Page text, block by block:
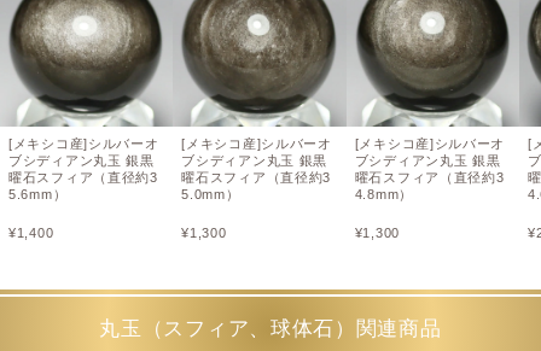
[メキシコ産]シルバーオ
ブシディアン丸玉 銀黒
曜石スフィア（直径約3
5.6mm）
¥1,400
[メキシコ産]シルバーオ
ブシディアン丸玉 銀黒
曜石スフィア（直径約3
5.0mm）
¥1,300
[メキシコ産]シルバーオ
ブシディアン丸玉 銀黒
曜石スフィア（直径約3
4.8mm）
¥1,300
[
¥
丸玉（スフィア、球体石）関連商品